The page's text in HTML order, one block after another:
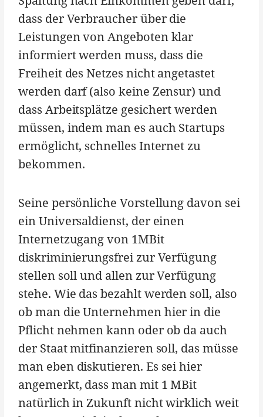
dass der Verbraucher über die
Leistungen von Angeboten klar
informiert werden muss, dass die
Freiheit des Netzes nicht angetastet
werden darf (also keine Zensur) und
dass Arbeitsplätze gesichert werden
müssen, indem man es auch Startups
ermöglicht, schnelles Internet zu
bekommen.
Seine persönliche Vorstellung davon sei
ein Universaldienst, der einen
Internetzugang von 1MBit
diskriminierungsfrei zur Verfügung
stellen soll und allen zur Verfügung
stehe. Wie das bezahlt werden soll, also
ob man die Unternehmen hier in die
Pflicht nehmen kann oder ob da auch
der Staat mitfinanzieren soll, das müsse
man eben diskutieren. Es sei hier
angemerkt, dass man mit 1 MBit
natürlich in Zukunft nicht wirklich weit